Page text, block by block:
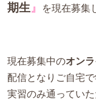
期生 』 を現在募集
現在募集中のオン
配信となりご自宅で
実習のみ通ってい